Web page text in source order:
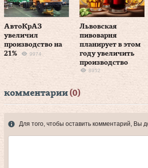
АвтоКрАЗ
увеличил
производство на
21%
9974
Львовская
пивоварня
планирует в этом
году увеличить
производство
8952
комментарии (0)
Для того, чтобы оставить комментарий, Вы